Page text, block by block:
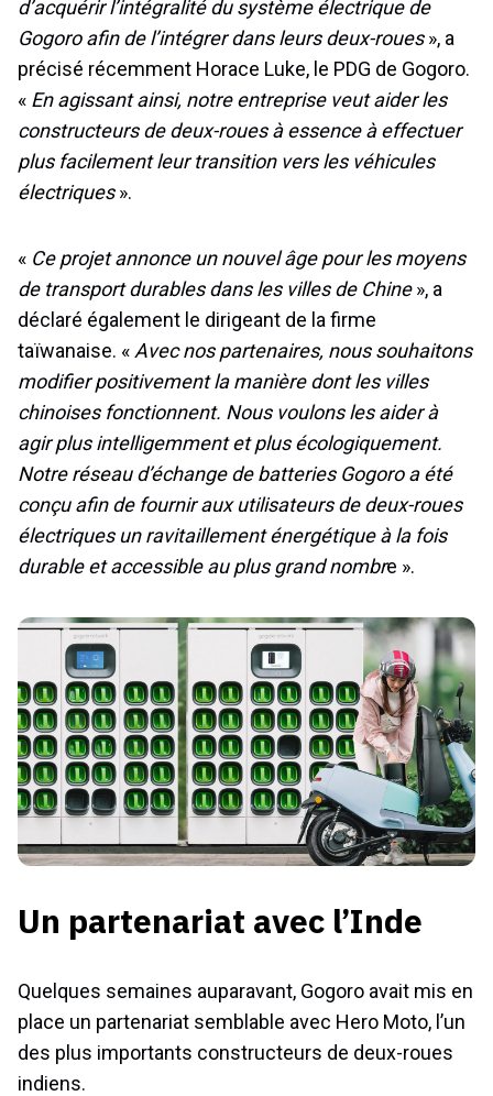
d’acquérir l’intégralité du système électrique de
Gogoro afin de l’intégrer dans leurs deux-roues», a
précisé récemment Horace Luke, le PDG de Gogoro.
« En agissant ainsi, notre entreprise veut aider les
constructeurs de deux-roues à essence à effectuer
plus facilement leur transition vers les véhicules
électriques».
« Ce projet annonce un nouvel âge pour les moyens
de transport durables dans les villes de Chine», a
déclaré également le dirigeant de la firme
taïwanaise. «Avec nos partenaires, nous souhaitons
modifier positivement la manière dont les villes
chinoises fonctionnent. Nous voulons les aider à
agir plus intelligemment et plus écologiquement.
Notre réseau d’échange de batteries Gogoro a été
conçu afin de fournir aux utilisateurs de deux-roues
électriques un ravitaillement énergétique à la fois
durable et accessible au plus grand nombre ».
Un partenariat avec l’Inde
Quelques semaines auparavant, Gogoro avait mis en
place un partenariat semblable avec Hero Moto, l’un
des plus importants constructeurs de deux-roues
indiens.